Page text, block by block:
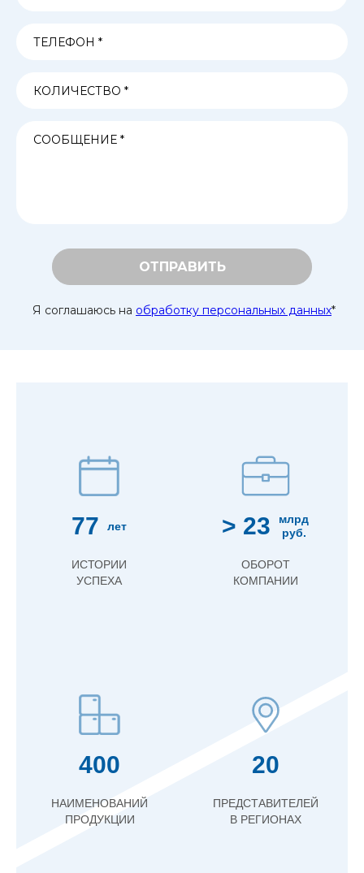
ОТПРАВИТЬ
Я соглашаюсь на обработку персональных данных*
77 лет
ИСТОРИИ
УСПЕХА
> 23
млрд
руб.
ОБОРОТ
КОМПАНИИ
400
НАИМЕНОВАНИЙ
ПРОДУКЦИИ
20
ПРЕДСТАВИТЕЛЕЙ
В РЕГИОНАХ